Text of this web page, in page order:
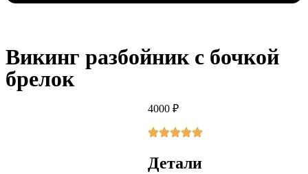
Викинг разбойник с бочкой
брелок
4000₽
Детали